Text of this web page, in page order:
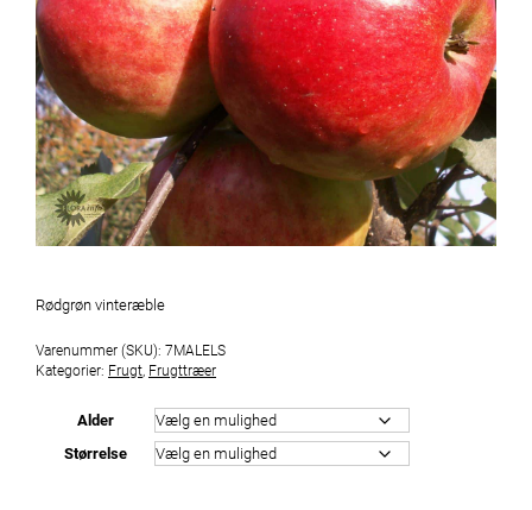
Rødgrøn vinteræble
Varenummer (SKU): 7MALELS
Kategorier: Frugt Frugttræer
Alder
Størrelse